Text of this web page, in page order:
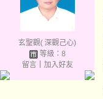
玄聖觀( 深觀己心)
等級：8
留言｜ 加入好友